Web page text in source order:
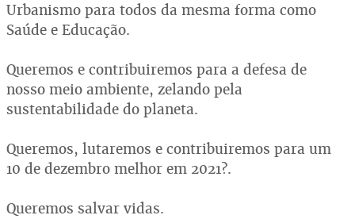
Urbanismo para todos da mesma forma como
Saúde e Educação.
Queremos e contribuiremos para a defesa de
nosso meio ambiente, zelando pela
sustentabilidade do planeta.
Queremos, lutaremos e contribuiremos para um
10 de dezembro melhor em 2021?.
Queremos salvar vidas.